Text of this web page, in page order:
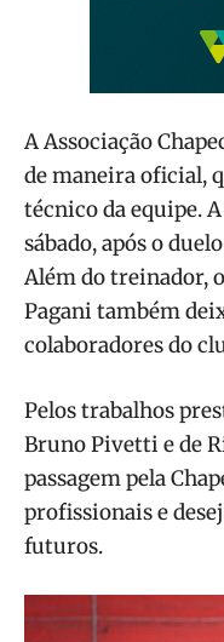
A Associação
de maneira oficial,
técnico da equipe.
sábado, após o
Além do treinador,
Pagani também
colaboradores do
Pelos trabalhos
Bruno Pivetti e de
passagem pela
profissionais e
futuros.